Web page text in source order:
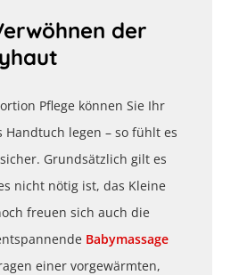
der
Pflege können Sie Ihr
Handtuch legen – so fühlt es
Grundsätzlich gilt es
nicht nötig ist, das Kleine
freuen sich auch die
Babymassage
einer vorgewärmten,